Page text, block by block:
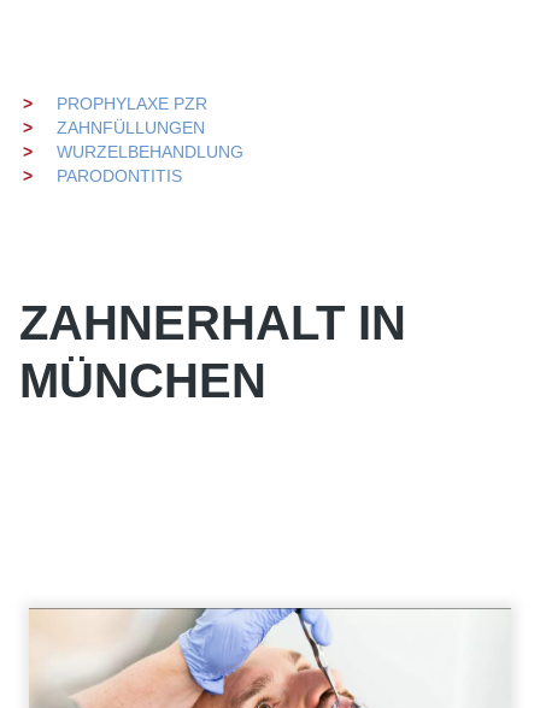
PROPHYLAXE PZR
ZAHNFÜLLUNGEN
WURZELBEHANDLUNG
PARODONTITIS
ZAHNERHALT IN
MÜNCHEN